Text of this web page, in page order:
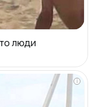
люди
i